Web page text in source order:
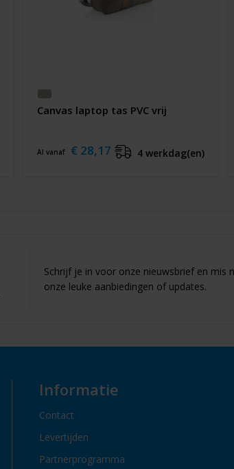
Canvas laptop tas PVC vrij
Al vanaf € 28,17 4 werkdag(en)
Schrijf je in voor onze nieuwsbrief en mis
onze leuke aanbiedingen of updates.
Informatie
Contact
Levertijden
Partnerprogramma